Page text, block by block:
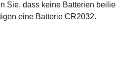
Sie, dass keine Batterien
eine Batterie CR2032.